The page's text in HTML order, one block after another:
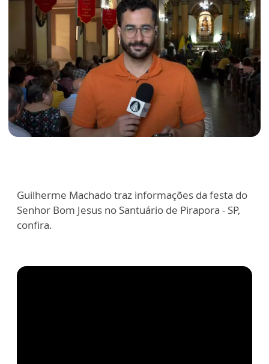
Guilherme Machado traz informações da festa do
Senhor Bom Jesus no Santuário de Pirapora - SP,
confira.